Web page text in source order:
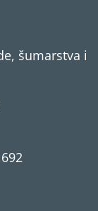
šumarstva i